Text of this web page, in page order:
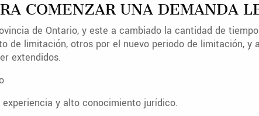
COMENZAR UNA DEMANDA
de Ontario, y este a cambiado la cantidad de
de limitación, otros por el nuevo periodo de limitación, y
extendidos.
y alto conocimiento jurídico.